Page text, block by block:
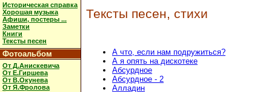
Историческая справка
Хорошая музыка
Афиши, постеры ...
Заметки
Книги
Тексты песен
Фотоальбом
От Д.Анискевича
От Е.Гиршева
От В.Окунева
От Я.Фролова
Тексты песен, стихи
А что, если нам подружиться?
А я опять на дискотеке
Абсурдное
Абсурдное - 2
Алладин